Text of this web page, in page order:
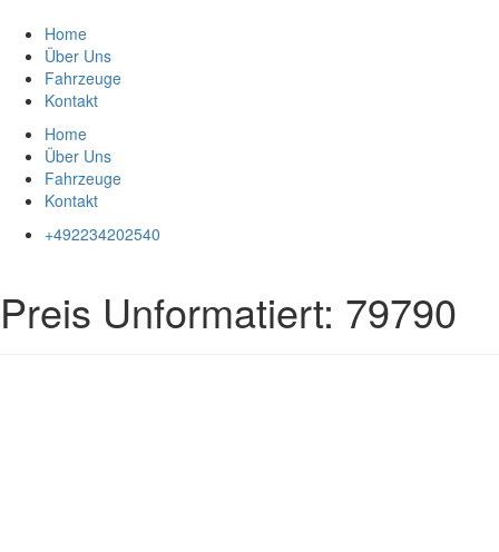
Inhalt
springen
Home
Über Uns
Fahrzeuge
Kontakt
Home
Über Uns
Fahrzeuge
Kontakt
+492234202540
Preis Unformatiert: 79790